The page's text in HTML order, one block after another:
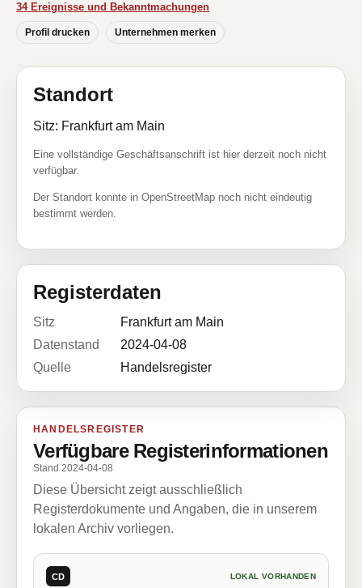
34 Ereignisse und Bekanntmachungen
Profil drucken Unternehmen merken
Standort
Sitz: Frankfurt am Main
Eine vollständige Geschäftsanschrift ist hier derzeit noch nicht
verfügbar.
Der Standort konnte in OpenStreetMap noch nicht eindeutig
bestimmt werden.
Registerdaten
Sitz
Frankfurt am Main
Datenstand
2024-04-08
Quelle
Handelsregister
HANDELSREGISTER
Verfügbare Registerinformationen
Stand 2024-04-08
Diese Übersicht zeigt ausschließlich
Registerdokumente und Angaben, die in unserem
lokalen Archiv vorliegen.
CD LOKAL VORHANDEN